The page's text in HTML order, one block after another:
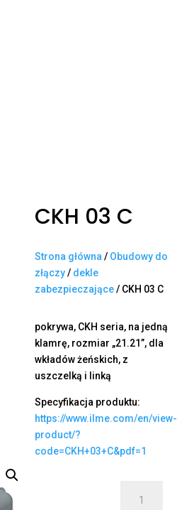
CKH 03 C
Strona główna / Obudowy do
złączy/ dekle
zabezpieczające/ CKH 03 C
pokrywa, CKH seria, na jedną
klamrę, rozmiar „21.21”, dla
wkładów żeńskich, z
uszczelką i linką
Specyfikacja produktu:
https://www.ilme.com/en/view-
product/?
code=CKH+03+C&pdf=1